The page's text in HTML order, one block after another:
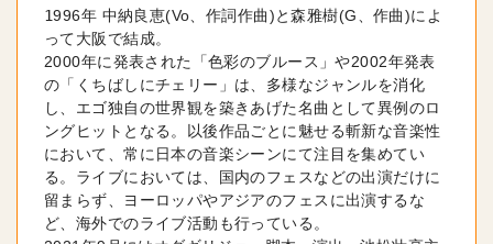
1996年 中納良恵(Vo、作詞作曲)と森雅樹(G、作曲)によ
って大阪で結成。
2000年に発表された「色彩のブルース」や2002年発表
の「くちばしにチェリー」は、多様なジャンルを消化
し、エゴ独自の世界観を築きあげた名曲として異例のロ
ングヒットとなる。以後作品ごとに魅せる斬新な音楽性
において、常に日本の音楽シーンにて注目を集めてい
る。ライブにおいては、国内のフェスなどの出演だけに
留まらず、ヨーロッパやアジアのフェスに出演するな
ど、海外でのライブ活動も行っている。